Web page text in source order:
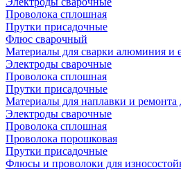
Проволока сплошная
Прутки присадочные
Флюс сварочный
Материалы для сварки алюминия и
Электроды сварочные
Проволока сплошная
Прутки присадочные
Материалы для наплавки и ремонта
Электроды сварочные
Проволока сплошная
Проволока порошковая
Прутки присадочные
Флюсы и проволоки для